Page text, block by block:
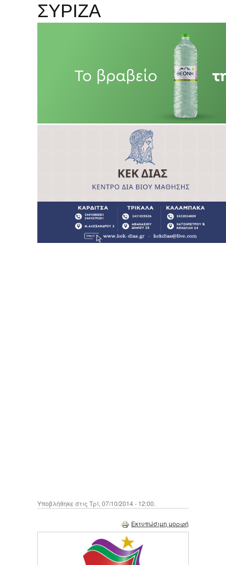
ΣΥΡΙΖΑ
Υποβλήθηκε στις Τρί, 07/10/2014 - 12:00.
Εκτυπώσιμη μορφή